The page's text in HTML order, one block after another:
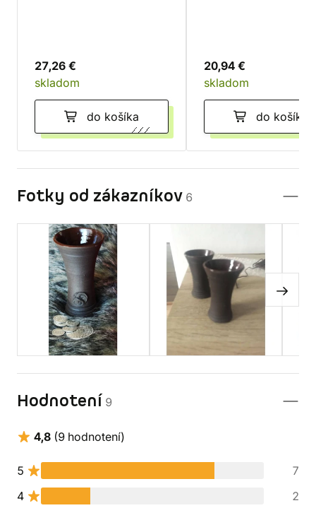
27,26 €
skladom
do košíka
20,94 €
skladom
do košíka
Fotky od zákazníkov 6
Hodnotení 9
4,8 (9 hodnotení)
5
7
4
2